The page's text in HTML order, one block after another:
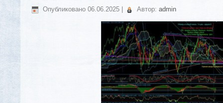
Опубликовано 06.06.2025 Автор: admin